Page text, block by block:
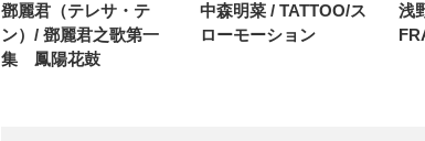
鄧麗君（テレサ・テ
ン）/ 鄧麗君之歌第一
集 鳳陽花鼓
中森明菜 / TATTOO/ス
ローモーション
浅